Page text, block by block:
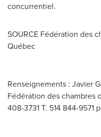
concurrentiel.
SOURCE Fédération des
Québec
Renseignements : Javier
Fédération des chambres
408-3731 T. 514 844-9571